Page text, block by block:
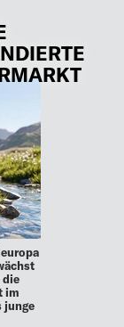
die
im
junge